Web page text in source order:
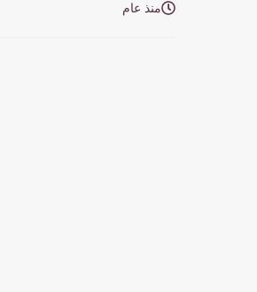
منذ عام